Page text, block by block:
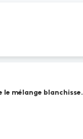
le mélange blanchisse.